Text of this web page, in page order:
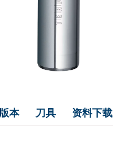
本 刀具 资料下载